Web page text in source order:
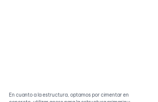
En cuanto a la estructura, optamos por cimentar en